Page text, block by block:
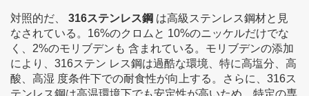
対照的だ、 316ステンレス鋼 は高級ステンレス鋼材と見
なされている。16%のクロムと 10%のニッケルだけでな
く、2%のモリブデンも 含まれている。モリブデンの添加
により、316ステン レス鋼は過酷な環境、特に高塩分、高
酸、高湿 度条件下での耐食性が向上する。さらに、316ス